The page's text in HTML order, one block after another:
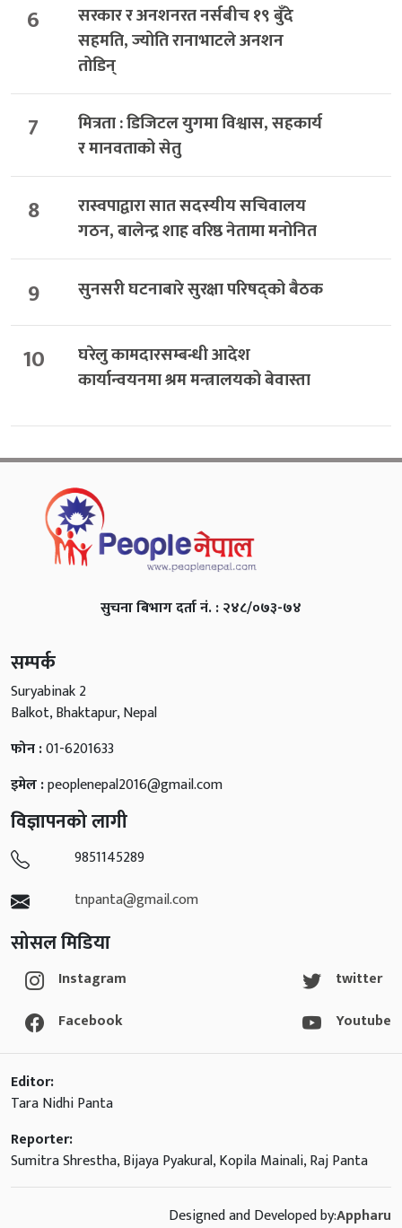
6
सरकार र अनशनरत नर्सबीच १९ बुँदे
सहमति, ज्योति रानाभाटले अनशन
तोडिन्
7
मित्रता : डिजिटल युगमा विश्वास, सहकार्य
र मानवताको सेतु
8
रास्वपाद्वारा सात सदस्यीय सचिवालय
गठन, बालेन्द्र शाह वरिष्ठ नेतामा मनोनित
9 सुनसरी घटनाबारे सुरक्षा परिषद्को बैठक
10
घरेलु कामदारसम्बन्धी आदेश
कार्यान्वयनमा श्रम मन्त्रालयको बेवास्ता
सुचना बिभाग दर्ता नं. : २४८/०७३-७४
सम्पर्क
Suryabinak 2
Balkot, Bhaktapur, Nepal
फोन :01-6201633
इमेल :peoplenepal2016@gmail.com
विज्ञापनको लागी
9851145289
tnpanta@gmail.com
सोसल मिडिया
Instagram
Facebook
twitter
Youtube
Editor:
Tara Nidhi Panta
Reporter:
Sumitra Shrestha, Bijaya Pyakural, Kopila Mainali, Raj Panta
Designed and Developed by:Appharu